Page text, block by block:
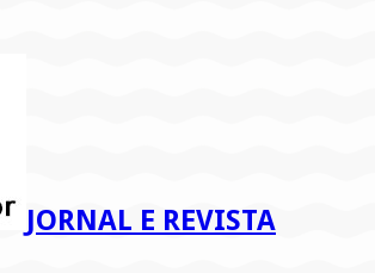
JORNAL E REVISTA